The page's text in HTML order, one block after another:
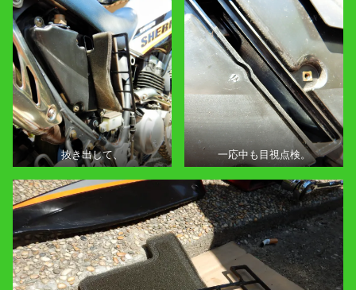
抜き出して、 一応中も目視点検。